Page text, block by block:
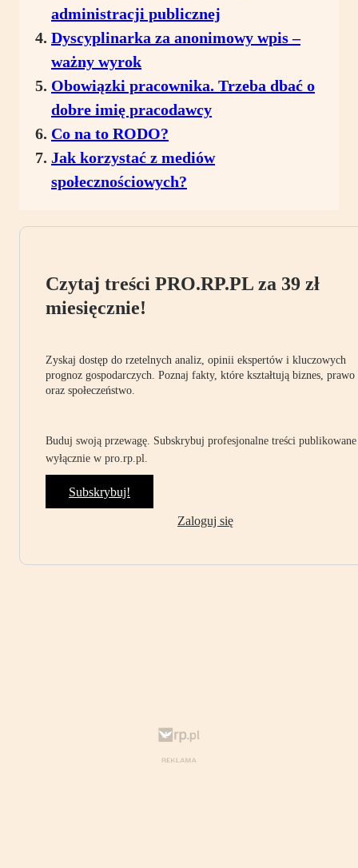
administracji publicznej
Dyscyplinarka za anonimowy wpis –
ważny wyrok
Obowiązki pracownika. Trzeba dbać o
dobre imię pracodawcy
Co na to RODO?
Jak korzystać z mediów
społecznościowych?
Czytaj treści PRO.RP.PL za 39 zł
miesięcznie!
Zyskaj dostęp do rzetelnych analiz, opinii ekspertów i kluczowych
prognoz gospodarczych. Poznaj fakty, które kształtują biznes, prawo
oraz społeczeństwo.
Buduj swoją przewagę. Subskrybuj profesjonalne treści publikowane
wyłącznie w pro.rp.pl.
Subskrybuj!
Zaloguj się